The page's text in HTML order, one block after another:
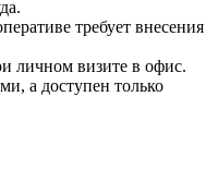
требует внесения
личном визите в офис.
а доступен только